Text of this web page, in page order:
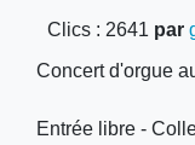
Clics : 2641 par
Concert d'orgue
Entrée libre -